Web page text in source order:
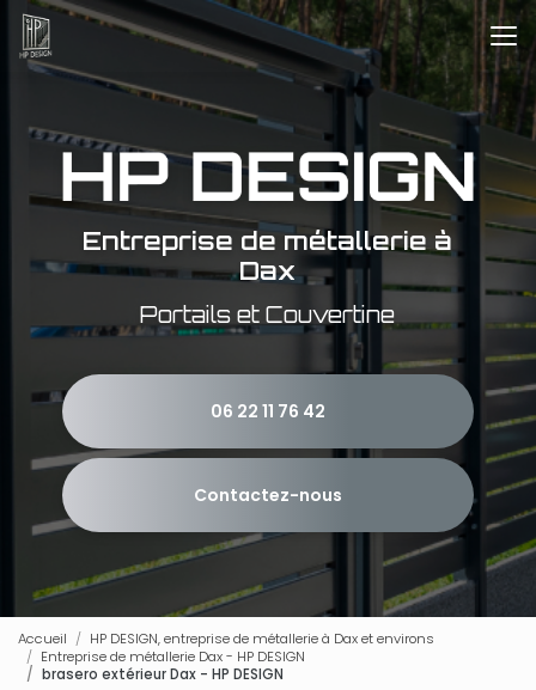
Aller
contenu
principal
Entreprise de métallerie à
Dax
Portails et Couvertine
06 22 11 76 42
Contactez-nous
Accueil
HP DESIGN, entreprise de métallerie à Dax et environs
Entreprise de métallerie Dax - HP DESIGN
brasero extérieur Dax - HP DESIGN